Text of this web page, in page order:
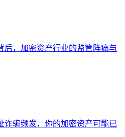
后，加密资产行业的监管阵痛与
诈骗频发，你的加密资产可能已